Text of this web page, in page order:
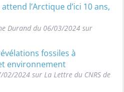
l’Arctique d’ici 10 ans,
Durand du 06/03/2024 sur
fossiles à
environnement
2024 sur La Lettre du CNRS de